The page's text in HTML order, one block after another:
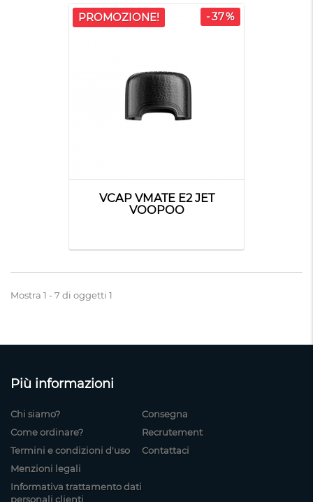
PROMOZIONE! -37%
VCAP VMATE E2 JET
VOOPOO
Mostra 1 - 7 di oggetti 1
Più informazioni
Chi siamo?
Come ordinare?
Termini e condizioni d'uso
Menzioni legali
Informativa trattamento dati
personali clienti
Consegna
Recrutement
Contattaci